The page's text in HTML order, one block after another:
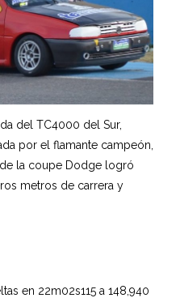
admin
del TC4000 del Sur,
por el flamante campeón,
la coupe Dodge logró
metros de carrera y
en 22m02s115 a 148,940